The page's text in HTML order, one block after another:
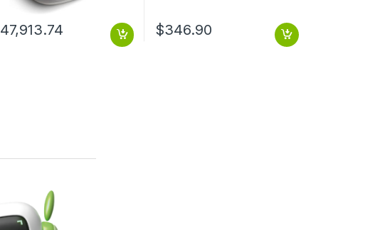
47,913.74 $346.90